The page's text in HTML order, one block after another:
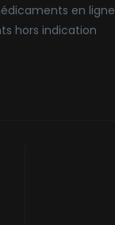
en ligne
hors indication